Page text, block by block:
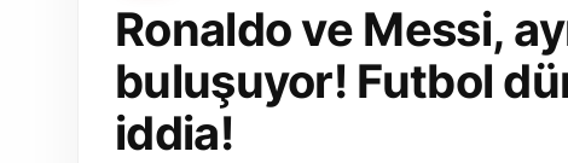
Ronaldo ve Messi,
buluşuyor! Futbol
iddia!